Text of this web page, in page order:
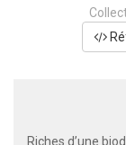
Riches d’une